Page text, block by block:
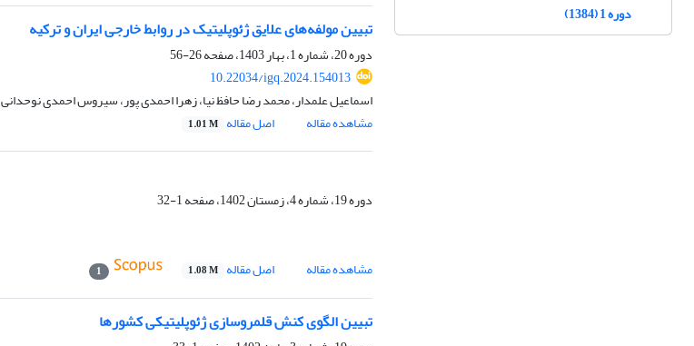
تبیین مولفه‌های علایق ژئوپلیتیک در روابط خارجی ایران و ترکیه
دوره 20، شماره 1، بهار 1403، صفحه
26-56
10.22034/igq.2024.154013
اسماعیل علمدار، محمد رضا حافظ نیا، زهرا احمدی پور، سیروس احمدی نوحدانی
مشاهده مقاله
اصل مقاله 1.01 M
دوره 19، شماره 4، زمستان 1402، صفحه
1-32
مشاهده مقاله
اصل مقاله 1.08 M
1
تبیین الگوی کنش قلمروسازی ژئوپلیتیکی کشورها
دوره 1 (1384)